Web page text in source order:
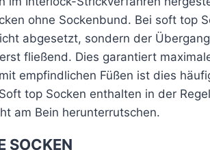
ohne Sockenbund. Bei soft top
abgesetzt, sondern der
fließend. Dies garantiert
empfindlichen Füßen ist dies
top Socken enthalten in der
am Bein herunterrutschen.
SOCKEN